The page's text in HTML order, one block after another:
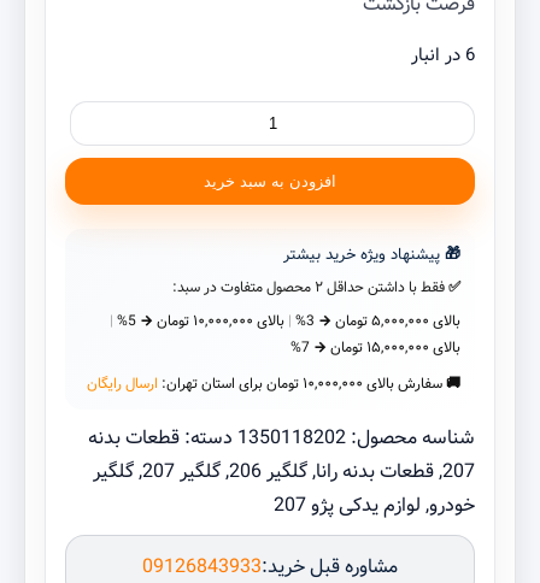
6 در انبار
گلگیر
جلو
چپ
ایساکو
عدد
افزودن به سبد خرید
🎁 پیشنهاد ویژه خرید بیشتر
✅ فقط با داشتنحداقل ۲ محصول متفاوت
در سبد:
بالای ۵,۰۰۰,۰۰۰تومان → 3%
| بالای ۱۰,۰۰۰,۰۰۰ تومان → 5%
|
بالای ۱۵,۰۰۰,۰۰۰ تومان → 7%
🚚 سفارش بالای ۱۰,۰۰۰,۰۰۰ تومانبرای استان تهران: ارسال رایگان
شناسه محصول: 1350118202 دسته: قطعات بدنه
207
,قطعات بدنه رانا,گلگیر 206 ,گلگیر 207 ,گلگیر
خودرو, لوازم یدکی پژو 207
مشاوره قبل خرید:09126843933